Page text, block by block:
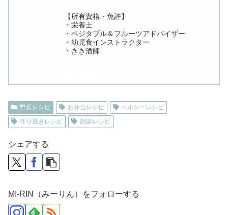
【所有資格・免許】
・栄養士
・ベジタブル＆フルーツアドバイザー
・幼児食インストラクター
・きき酒師
野菜レシピ お弁当レシピ
ヘルシーレシピ
作り置きレシピ
副菜レシピ
シェアする
MI-RIN（みーりん）をフォローする